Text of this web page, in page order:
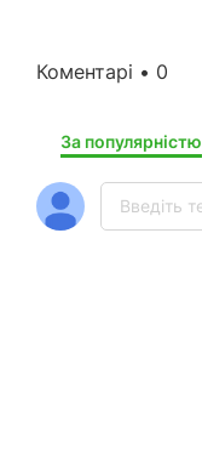
Коментарі • 0
За популярністю